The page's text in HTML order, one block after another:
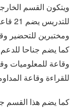
ويتكون القسم
ومختبرين للتحضير
كما يضم جناحا
وقاعة للمعلوميات
للقراءة وقاعة
كما يضم هذا القسم